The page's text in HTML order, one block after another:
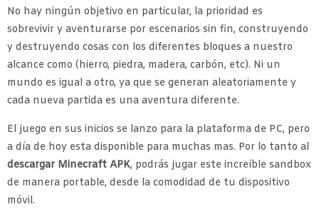
No hay ningún objetivo en particular, la prioridad es
sobrevivir y aventurarse por escenarios sin fin, construyendo
y destruyendo cosas con los diferentes bloques a nuestro
alcance como (hierro, piedra, madera, carbón, etc). Ni un
mundo es igual a otro, ya que se generan aleatoriamente y
cada nueva partida es una aventura diferente.
El juego en sus inicios se lanzo para la plataforma de PC, pero
a día de hoy esta disponible para muchas mas. Por lo tanto al
descargar Minecraft APK, podrás jugar este increíble sandbox
de manera portable, desde la comodidad de tu dispositivo
móvil.